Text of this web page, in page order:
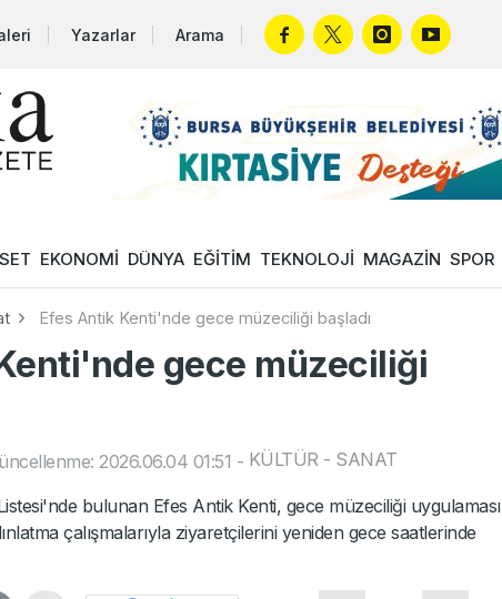
Yazarlar Arama
EKONOMİ DÜNYA EĞİTİM TEKNOLOJİ MAGAZİN SPOR
Efes Antik Kenti'nde gece müzeciliği başladı
gece müzeciliği
2026.06.04 01:51 - KÜLTÜR - SANAT
bulunan Efes Antik Kenti, gece müzeciliği uygulaması
çalışmalarıyla ziyaretçilerini yeniden gece saatlerinde